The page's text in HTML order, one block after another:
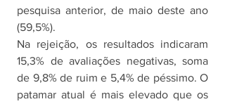
pesquisa anterior, de maio deste ano
(59,5%).
Na rejeição, os resultados indicaram
15,3% de avaliações negativas, soma
de 9,8% de ruim e 5,4% de péssimo. O
patamar atual é mais elevado que os